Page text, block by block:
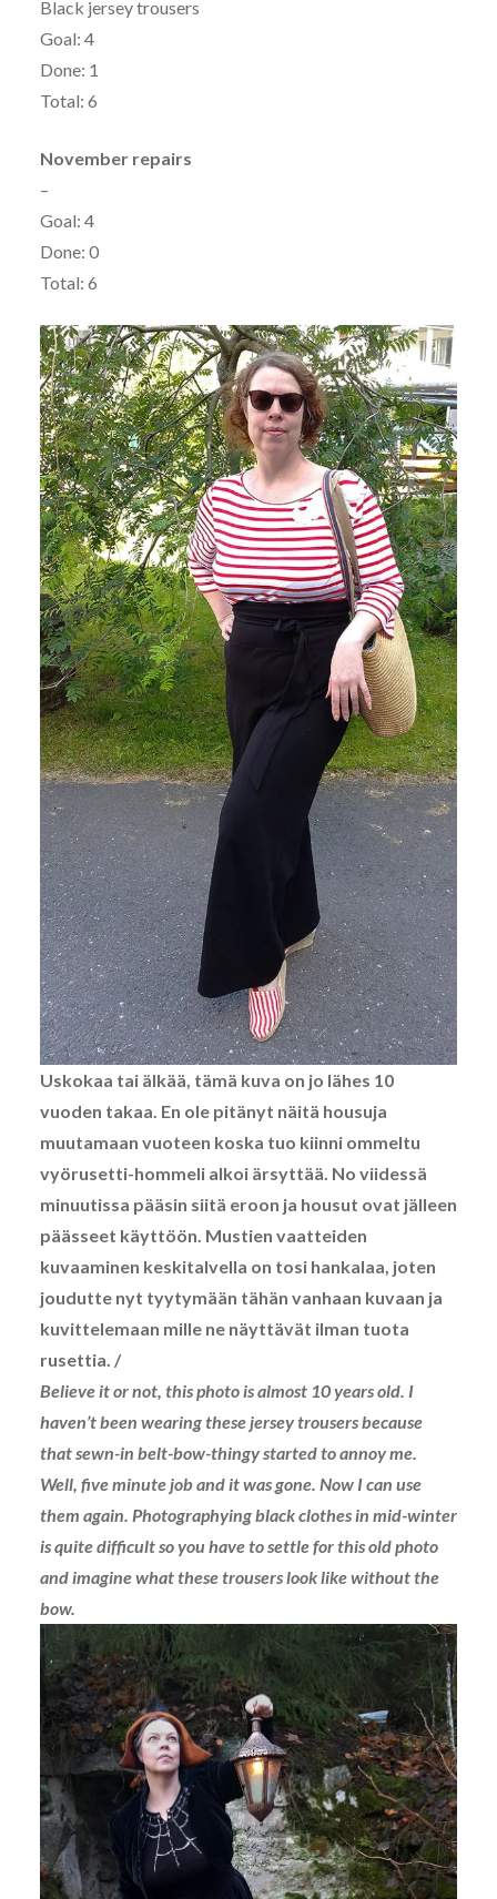
Black jersey trousers
Goal: 4
Done: 1
Total: 6
November repairs
–
Goal: 4
Done: 0
Total: 6
Uskokaa tai älkää, tämä kuva on jo lähes 10
vuoden takaa. En ole pitänyt näitä housuja
muutamaan vuoteen koska tuo kiinni ommeltu
vyörusetti-hommeli alkoi ärsyttää. No viidessä
minuutissa pääsin siitä eroon ja housut ovat jälleen
päässeet käyttöön. Mustien vaatteiden
kuvaaminen keskitalvella on tosi hankalaa, joten
joudutte nyt tyytymään tähän vanhaan kuvaan ja
kuvittelemaan mille ne näyttävät ilman tuota
rusettia. /
Believe it or not, this photo is almost 10 years old. I
haven’t been wearing these jersey trousers because
that sewn-in belt-bow-thingy started to annoy me.
Well, five minute job and it was gone. Now I can use
them again. Photographying black clothes in mid-winter
is quite difficult so you have to settle for this old photo
and imagine what these trousers look like without the
bow.